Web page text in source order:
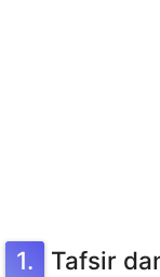
Tafsir